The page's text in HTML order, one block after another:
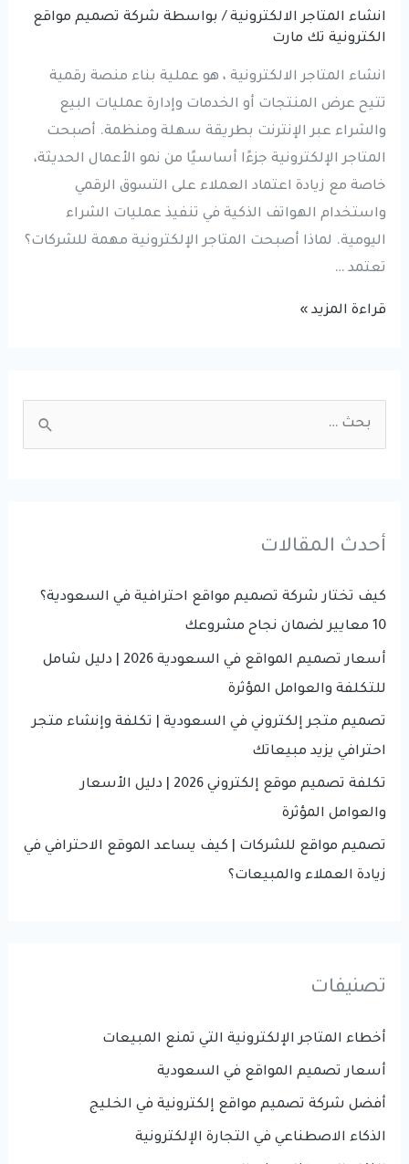
انشاء المتاجر الالكترونية / بواسطة شركة تصميم مواقع
الكترونية تك مارت
انشاء المتاجر الالكترونية ، هو عملية بناء منصة رقمية
تتيح عرض المنتجات أو الخدمات وإدارة عمليات البيع
والشراء عبر الإنترنت بطريقة سهلة ومنظمة. أصبحت
المتاجر الإلكترونية جزءًا أساسيًا من نمو الأعمال الحديثة،
خاصة مع زيادة اعتماد العملاء على التسوق الرقمي
واستخدام الهواتف الذكية في تنفيذ عمليات الشراء
اليومية. لماذا أصبحت المتاجر الإلكترونية مهمة للشركات؟
تعتمد …
انشاء
تساعد
المتاجر
قراءة المزيد »
c
f
o
r
أحدث المقالات
كيف تختار شركة تصميم مواقع احترافية في السعودية؟
10 معايير لضمان نجاح مشروعك
أسعار تصميم المواقع في السعودية 2026 | دليل شامل
للتكلفة والعوامل المؤثرة
تصميم متجر إلكتروني في السعودية | تكلفة وإنشاء متجر
احترافي يزيد مبيعاتك
تكلفة تصميم موقع إلكتروني 2026 | دليل الأسعار
والعوامل المؤثرة
تصميم مواقع للشركات | كيف يساعد الموقع الاحترافي في
زيادة العملاء والمبيعات؟
تصنيفات
أخطاء المتاجر الإلكترونية التي تمنع المبيعات
أسعار تصميم المواقع في السعودية
أفضل شركة تصميم مواقع إلكترونية في الخليج
الذكاء الاصطناعي في التجارة الإلكترونية